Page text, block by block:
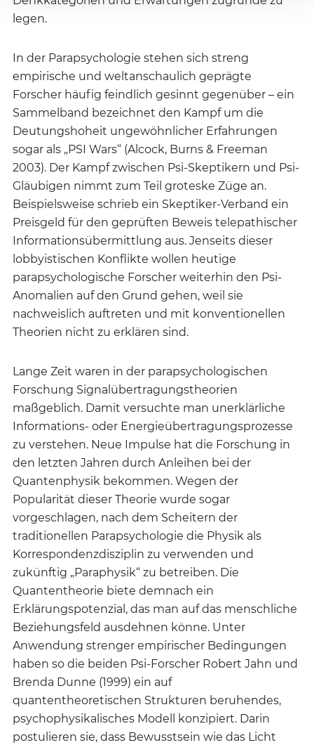
legen.
In der Parapsychologie stehen sich streng
empirische und weltanschaulich geprägte
Forscher häufig feindlich gesinnt gegenüber – ein
Sammelband bezeichnet den Kampf um die
Deutungshoheit ungewöhnlicher Erfahrungen
sogar als „PSI Wars“ (Alcock, Burns & Freeman
2003). Der Kampf zwischen Psi-Skeptikern und Psi-
Gläubigen nimmt zum Teil groteske Züge an.
Beispielsweise schrieb ein Skeptiker-Verband ein
Preisgeld für den geprüften Beweis telepathischer
Informationsübermittlung aus. Jenseits dieser
lobbyistischen Konflikte wollen heutige
parapsychologische Forscher weiterhin den Psi-
Anomalien auf den Grund gehen, weil sie
nachweislich auftreten und mit konventionellen
Theorien nicht zu erklären sind.
Lange Zeit waren in der parapsychologischen
Forschung Signalübertragungstheorien
maßgeblich. Damit versuchte man unerklärliche
Informations- oder Energieübertragungsprozesse
zu verstehen. Neue Impulse hat die Forschung in
den letzten Jahren durch Anleihen bei der
Quantenphysik bekommen. Wegen der
Popularität dieser Theorie wurde sogar
vorgeschlagen, nach dem Scheitern der
traditionellen Parapsychologie die Physik als
Korrespondenzdisziplin zu verwenden und
zukünftig „Paraphysik“ zu betreiben. Die
Quantentheorie biete demnach ein
Erklärungspotenzial, das man auf das menschliche
Beziehungsfeld ausdehnen könne. Unter
Anwendung strenger empirischer Bedingungen
haben so die beiden Psi-Forscher Robert Jahn und
Brenda Dunne (1999) ein auf
quantentheoretischen Strukturen beruhendes,
psychophysikalisches Modell konzipiert. Darin
postulieren sie, dass Bewusstsein wie das Licht